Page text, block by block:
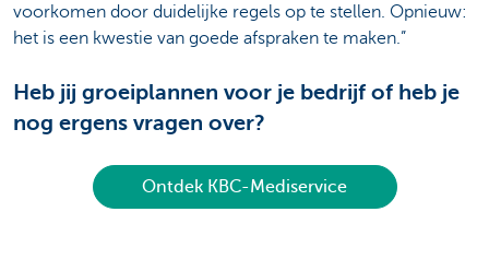
voorkomen door duidelijke regels op te stellen. Opnieuw:
het is een kwestie van goede afspraken te maken.”
Heb jij groeiplannen voor je bedrijf of heb je
nog ergens vragen over?
Ontdek KBC-Mediservice